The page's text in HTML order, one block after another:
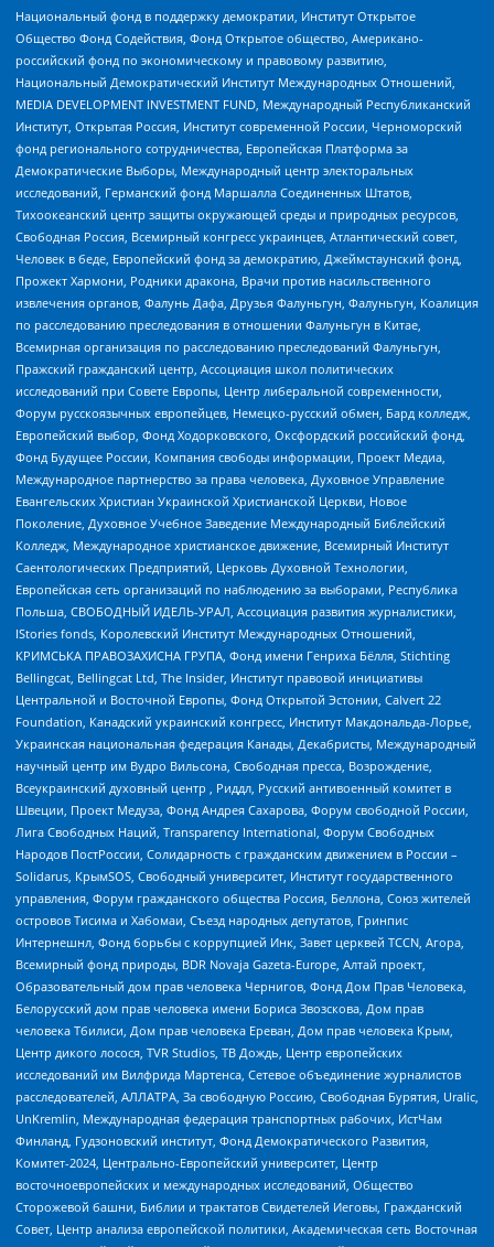
Национальный фонд в поддержку демократии, Институт Открытое
Общество Фонд Содействия, Фонд Открытое общество, Американо-
российский фонд по экономическому и правовому развитию,
Национальный Демократический Институт Международных Отношений,
MEDIA DEVELOPMENT INVESTMENT FUND, Международный Республиканский
Институт, Открытая Россия, Институт современной России, Черноморский
фонд регионального сотрудничества, Европейская Платформа за
Демократические Выборы, Международный центр электоральных
исследований, Германский фонд Маршалла Соединенных Штатов,
Тихоокеанский центр защиты окружающей среды и природных ресурсов,
Свободная Россия, Всемирный конгресс украинцев, Атлантический совет,
Человек в беде, Европейский фонд за демократию, Джеймстаунский фонд,
Прожект Хармони, Родники дракона, Врачи против насильственного
извлечения органов, Фалунь Дафа, Друзья Фалуньгун, Фалуньгун, Коалиция
по расследованию преследования в отношении Фалуньгун в Китае,
Всемирная организация по расследованию преследований Фалуньгун,
Пражский гражданский центр, Ассоциация школ политических
исследований при Совете Европы, Центр либеральной современности,
Форум русскоязычных европейцев, Немецко-русский обмен, Бард колледж,
Европейский выбор, Фонд Ходорковского, Оксфордский российский фонд,
Фонд Будущее России, Компания свободы информации, Проект Медиа,
Международное партнерство за права человека, Духовное Управление
Евангельских Христиан Украинской Христианской Церкви, Новое
Поколение, Духовное Учебное Заведение Международный Библейский
Колледж, Международное христианское движение, Всемирный Институт
Саентологических Предприятий, Церковь Духовной Технологии,
Европейская сеть организаций по наблюдению за выборами, Республика
Польша, СВОБОДНЫЙ ИДЕЛЬ-УРАЛ, Ассоциация развития журналистики,
IStories fonds, Королевский Институт Международных Отношений,
КРИМСЬКА ПРАВОЗАХИСНА ГРУПА, Фонд имени Генриха Бёлля, Stichting
Bellingcat, Bellingcat Ltd, The Insider, Институт правовой инициативы
Центральной и Восточной Европы, Фонд Открытой Эстонии, Calvert 22
Foundation, Канадский украинский конгресс, Институт Макдональда-Лорье,
Украинская национальная федерация Канады, Декабристы, Международный
научный центр им Вудро Вильсона, Свободная пресса, Возрождение,
Всеукраинский духовный центр , Риддл, Русский антивоенный комитет в
Швеции, Проект Медуза, Фонд Андрея Сахарова, Форум свободной России,
Лига Свободных Наций, Transparеncy International, Форум Свободных
Народов ПостРоссии, Солидарность с гражданским движением в России –
Solidarus, КрымSOS, Свободный университет, Институт государственного
управления, Форум гражданского общества Россия, Беллона, Союз жителей
островов Тисима и Хабомаи, Съезд народных депутатов, Гринпис
Интернешнл, Фонд борьбы с коррупцией Инк, Завет церквей TCCN, Агора,
Всемирный фонд природы, BDR Novaja Gazeta-Europe, Алтай проект,
Образовательный дом прав человека Чернигов, Фонд Дом Прав Человека,
Белорусский дом прав человека имени Бориса Звозскова, Дом прав
человека Тбилиси, Дом прав человека Ереван, Дом прав человека Крым,
Центр дикого лосося, TVR Studios, ТВ Дождь, Центр европейских
исследований им Вилфрида Мартенса, Сетевое объединение журналистов
расследователей, АЛЛАТРА, За свободную Россию, Свободная Бурятия, Uralic,
UnKremlin, Международная федерация транспортных рабочих, ИстЧам
Финланд, Гудзоновский институт, Фонд Демократического Развития,
Комитет-2024, Центрально-Европейский университет, Центр
восточноевропейских и международных исследований, Общество
Сторожевой башни, Библии и трактатов Свидетелей Иеговы, Гражданский
Совет, Центр анализа европейской политики, Академическая сеть Восточная